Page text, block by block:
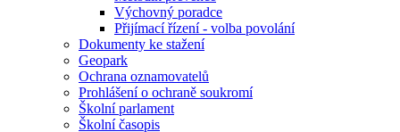
Výchovný poradce
Přijímací řízení - volba povolání
Dokumenty ke stažení
Geopark
Ochrana oznamovatelů
Prohlášení o ochraně soukromí
Školní parlament
Školní časopis